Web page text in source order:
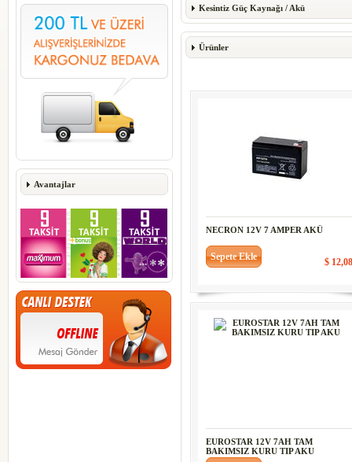
Avantajlar
Kesintiz Güç Kaynağı / Akü
Ürünler
NECRON 12V 7 AMPER AKÜ
Sepete Ekle $ 12,08
EUROSTAR 12V 7AH TAM
BAKIMSIZ KURU TIP AKU